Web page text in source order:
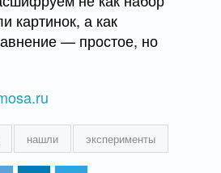
картинок, а как
— простое, но
нашли эксперименты